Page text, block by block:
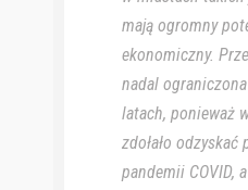
mają ogromny
ekonomiczny.
nadal
latach, ponieważ
zdołało
pandemii COVID,